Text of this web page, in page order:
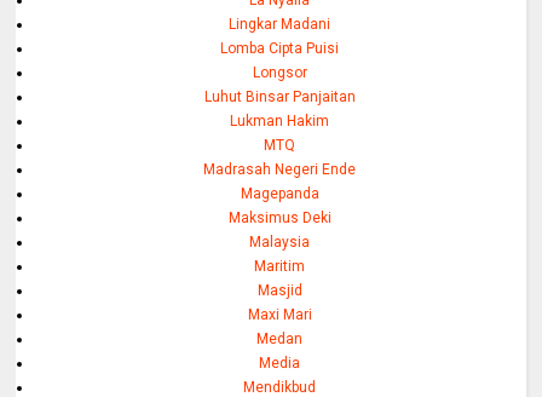
Lingkar Madani
Lomba Cipta Puisi
Longsor
Luhut Binsar Panjaitan
Lukman Hakim
MTQ
Madrasah Negeri Ende
Magepanda
Maksimus Deki
Malaysia
Maritim
Masjid
Maxi Mari
Medan
Media
Mendikbud